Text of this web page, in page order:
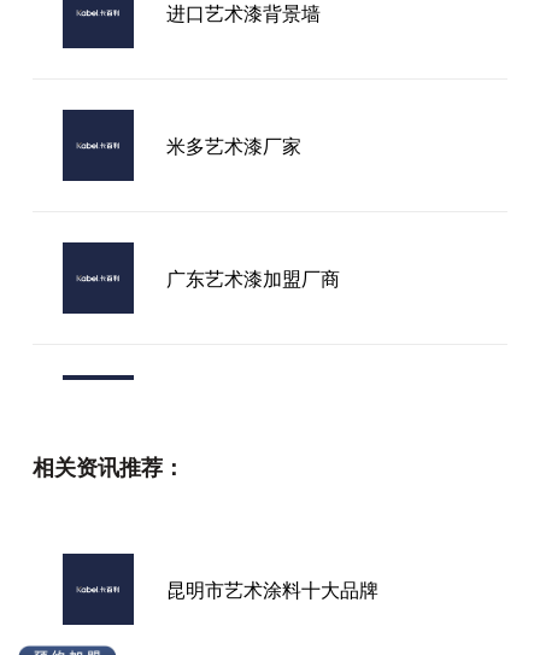
进口艺术漆背景墙
米多艺术漆厂家
广东艺术漆加盟厂商
相关资讯推荐：
昆明市艺术涂料十大品牌